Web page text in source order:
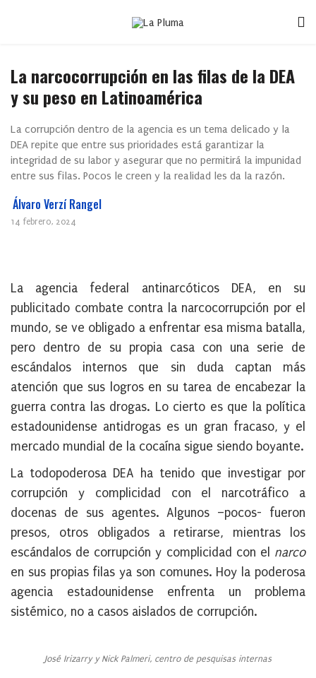
La narcocorrupción en las filas de la DEA
y su peso en Latinoamérica
La corrupción dentro de la agencia es un tema delicado y la
DEA repite que entre sus prioridades está garantizar la
integridad de su labor y asegurar que no permitirá la impunidad
entre sus filas. Pocos le creen y la realidad les da la razón.
Álvaro Verzí Rangel
14 febrero, 2024
La agencia federal antinarcóticos DEA, en su
publicitado combate contra la narcocorrupción por el
mundo, se ve obligado a enfrentar esa misma batalla,
pero dentro de su propia casa con una serie de
escándalos internos que sin duda captan más
atención que sus logros en su tarea de encabezar la
guerra contra las drogas. Lo cierto es que la política
estadounidense antidrogas es un gran fracaso, y el
mercado mundial de la cocaína sigue siendo boyante.
La todopoderosa DEA ha tenido que investigar por
corrupción y complicidad con el narcotráfico a
docenas de sus agentes. Algunos –pocos- fueron
presos, otros obligados a retirarse, mientras los
escándalos de corrupción y complicidad con el narco
en sus propias filas ya son comunes. Hoy la poderosa
agencia estadounidense enfrenta un problema
sistémico, no a casos aislados de corrupción.
José Irizarry y Nick Palmeri, centro de pesquisas internas